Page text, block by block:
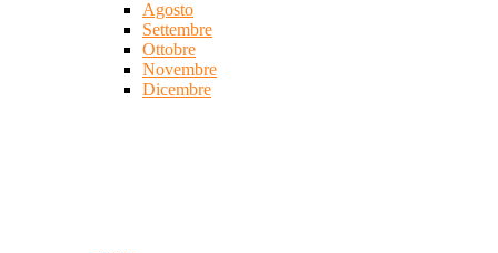
Agosto
Settembre
Ottobre
Novembre
Dicembre